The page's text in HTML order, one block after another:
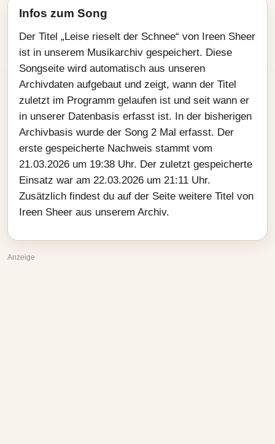
Infos zum Song
Der Titel „Leise rieselt der Schnee“ von Ireen Sheer
ist in unserem Musikarchiv gespeichert. Diese
Songseite wird automatisch aus unseren
Archivdaten aufgebaut und zeigt, wann der Titel
zuletzt im Programm gelaufen ist und seit wann er
in unserer Datenbasis erfasst ist. In der bisherigen
Archivbasis wurde der Song 2 Mal erfasst. Der
erste gespeicherte Nachweis stammt vom
21.03.2026 um 19:38 Uhr. Der zuletzt gespeicherte
Einsatz war am 22.03.2026 um 21:11 Uhr.
Zusätzlich findest du auf der Seite weitere Titel von
Ireen Sheer aus unserem Archiv.
Anzeige